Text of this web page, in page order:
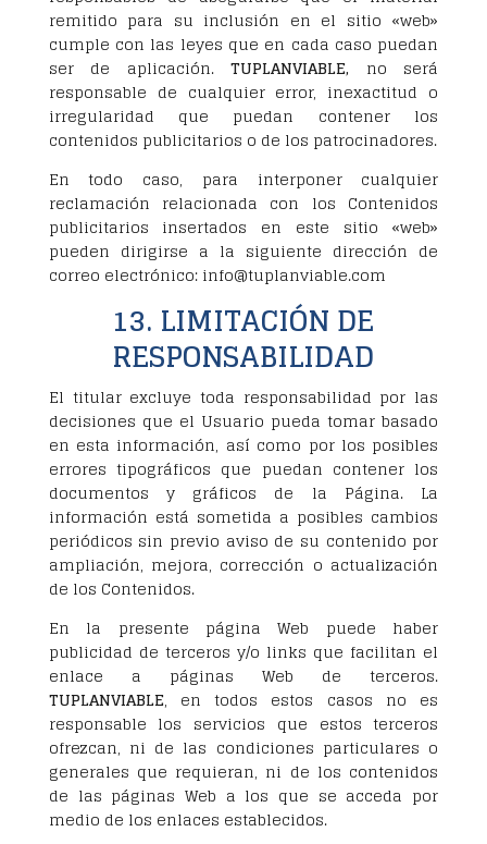
remitido para su inclusión en el sitio «web»
cumple con las leyes que en cada caso puedan
ser de aplicación.TUPLANVIABLE, no será
responsable de cualquier error, inexactitud o
irregularidad que puedan contener los
contenidos publicitarios o de los patrocinadores.
En todo caso, para interponer cualquier
reclamación relacionada con los Contenidos
publicitarios insertados en este sitio «web»
pueden dirigirse a la siguiente dirección de
correo electrónico: info@tuplanviable.com
13. LIMITACIÓN DE
RESPONSABILIDAD
El titular excluye toda responsabilidad por las
decisiones que el Usuario pueda tomar basado
en esta información, así como por los posibles
errores tipográficos que puedan contener los
documentos y gráficos de la Página. La
información está sometida a posibles cambios
periódicos sin previo aviso de su contenido por
ampliación, mejora, corrección o actualización
de los Contenidos.
En la presente página Web puede haber
publicidad de terceros y/o links que facilitan el
enlace a páginas Web de terceros.
TUPLANVIABLE, en todos estos casos no es
responsable los servicios que estos terceros
ofrezcan, ni de las condiciones particulares o
generales que requieran, ni de los contenidos
de las páginas Web a los que se acceda por
medio de los enlaces establecidos.